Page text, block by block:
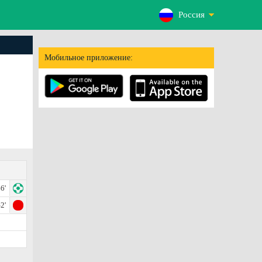
Россия
Мобильное приложение: